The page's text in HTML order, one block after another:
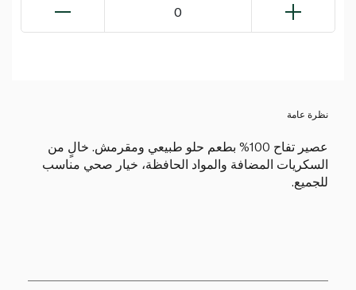
0
نظرة عامة
عصير تفاح 100% بطعم حلو طبيعي ومقرمش. خالٍ من
السكريات المضافة والمواد الحافظة، خيار صحي مناسب
للجميع.